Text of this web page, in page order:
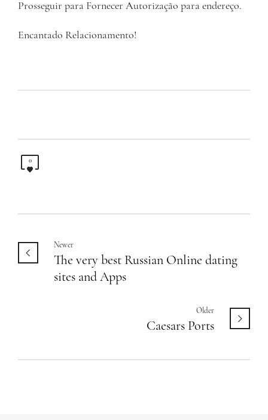
Prosseguir para Fornecer Autorização para endereço.
Encantado Relacionamento!
0
Newer
The very best Russian Online dating
sites and Apps
Older
Caesars Ports